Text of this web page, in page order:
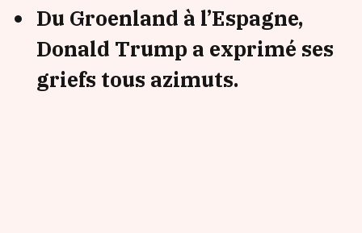
Du Groenland à l’Espagne,
Donald Trump a exprimé ses
griefs tous azimuts.